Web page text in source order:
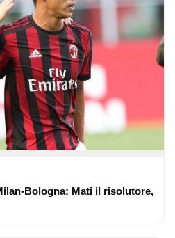
Bologna: Mati il risolutore,